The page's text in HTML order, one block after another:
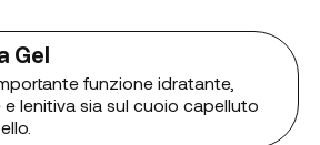
Gel
funzione idratante,
lenitiva sia sul cuoio capelluto